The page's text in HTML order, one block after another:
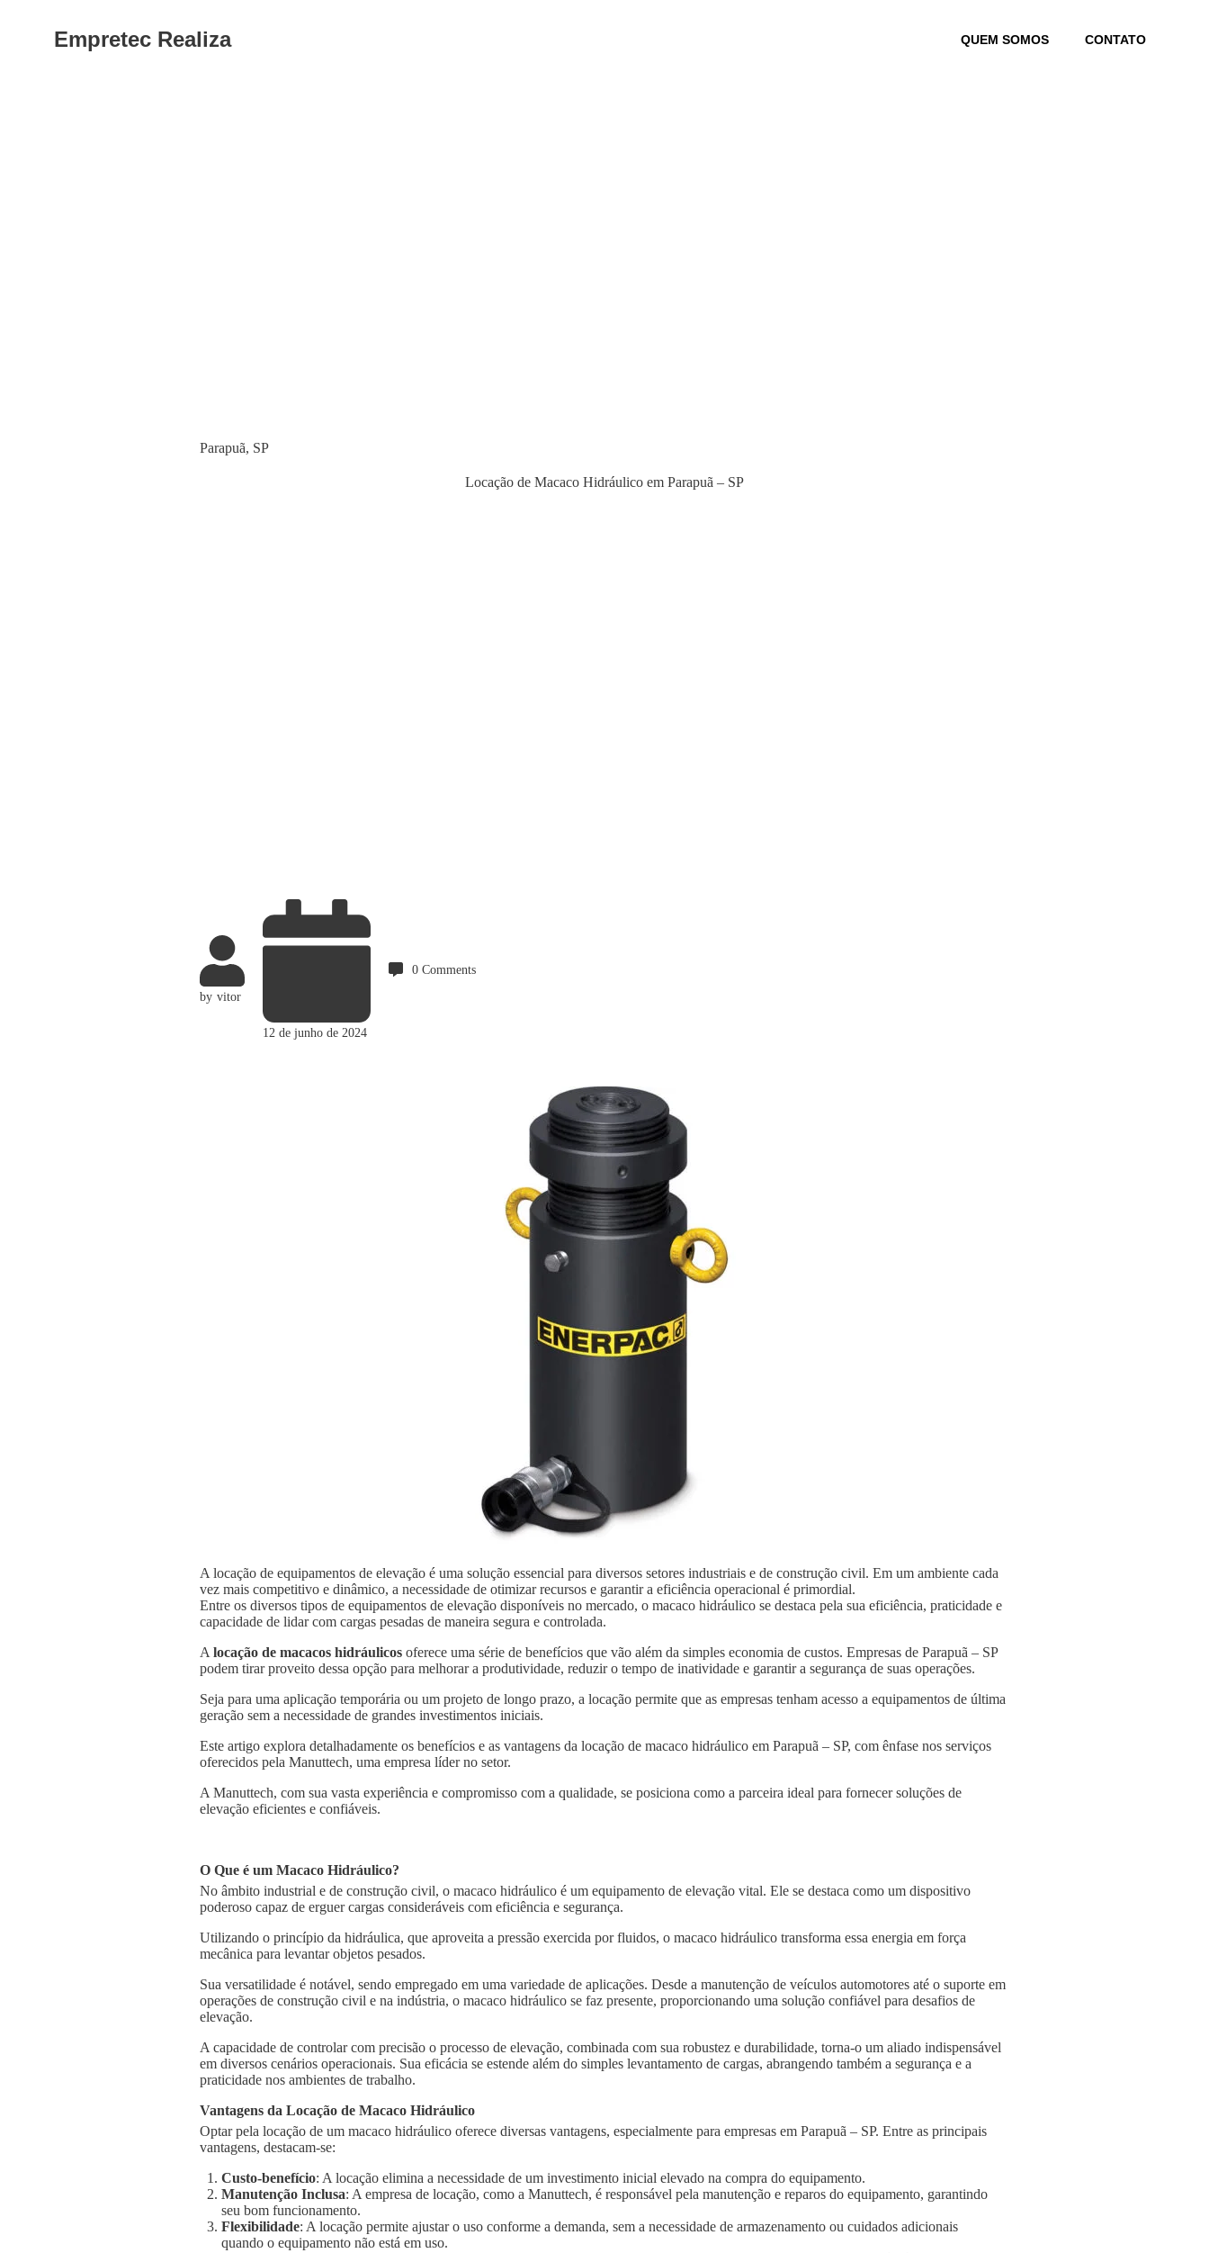
Empretec Realiza QUEM SOMOS CONTATO
Locação de Macaco Hidráulico em Parapuã – SP
Category
Parapuã, SP
by vitor
12 de junho de 2024
0 Comments
A locação de equipamentos de elevação é uma solução essencial para diversos setores industriais e de construção civil. Em um ambiente cada
vez mais competitivo e dinâmico, a necessidade de otimizar recursos e garantir a eficiência operacional é primordial.
Entre os diversos tipos de equipamentos de elevação disponíveis no mercado, o macaco hidráulico se destaca pela sua eficiência, praticidade e
capacidade de lidar com cargas pesadas de maneira segura e controlada.
A locação de macacos hidráulicos oferece uma série de benefícios que vão além da simples economia de custos. Empresas de Parapuã – SP
podem tirar proveito dessa opção para melhorar a produtividade, reduzir o tempo de inatividade e garantir a segurança de suas operações.
Seja para uma aplicação temporária ou um projeto de longo prazo, a locação permite que as empresas tenham acesso a equipamentos de última
geração sem a necessidade de grandes investimentos iniciais.
Este artigo explora detalhadamente os benefícios e as vantagens da locação de macaco hidráulico em Parapuã – SP, com ênfase nos serviços
oferecidos pela Manuttech, uma empresa líder no setor.
A Manuttech, com sua vasta experiência e compromisso com a qualidade, se posiciona como a parceira ideal para fornecer soluções de
elevação eficientes e confiáveis.
O Que é um Macaco Hidráulico?
No âmbito industrial e de construção civil, o macaco hidráulico é um equipamento de elevação vital. Ele se destaca como um dispositivo
poderoso capaz de erguer cargas consideráveis com eficiência e segurança.
Utilizando o princípio da hidráulica, que aproveita a pressão exercida por fluidos, o macaco hidráulico transforma essa energia em força
mecânica para levantar objetos pesados.
Sua versatilidade é notável, sendo empregado em uma variedade de aplicações. Desde a manutenção de veículos automotores até o suporte em
operações de construção civil e na indústria, o macaco hidráulico se faz presente, proporcionando uma solução confiável para desafios de
elevação.
A capacidade de controlar com precisão o processo de elevação, combinada com sua robustez e durabilidade, torna-o um aliado indispensável
em diversos cenários operacionais. Sua eficácia se estende além do simples levantamento de cargas, abrangendo também a segurança e a
praticidade nos ambientes de trabalho.
Vantagens da Locação de Macaco Hidráulico
Optar pela locação de um macaco hidráulico oferece diversas vantagens, especialmente para empresas em Parapuã – SP. Entre as principais
vantagens, destacam-se:
Custo-benefício: A locação elimina a necessidade de um investimento inicial elevado na compra do equipamento.
Manutenção Inclusa: A empresa de locação, como a Manuttech, é responsável pela manutenção e reparos do equipamento, garantindo
seu bom funcionamento.
Flexibilidade: A locação permite ajustar o uso conforme a demanda, sem a necessidade de armazenamento ou cuidados adicionais
quando o equipamento não está em uso.